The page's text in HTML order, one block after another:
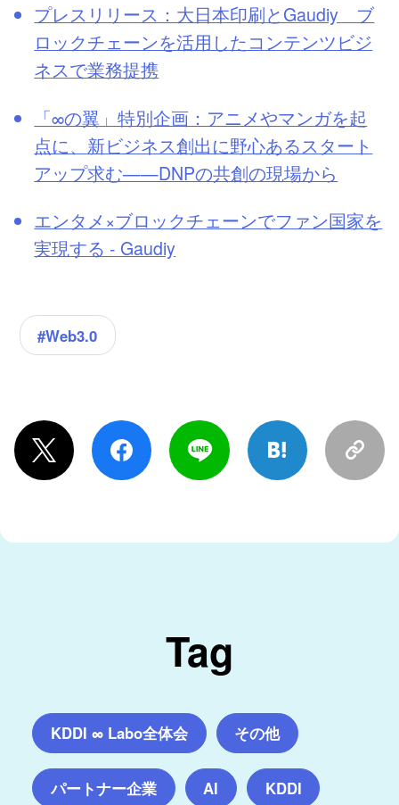
プレスリリース：大日本印刷とGaudiy ブ
ロックチェーンを活用したコンテンツビジ
ネスで業務提携
「∞の翼」特別企画：アニメやマンガを起
点に、新ビジネス創出に野心あるスタート
アップ求む——DNPの共創の現場から
エンタメ×ブロックチェーンでファン国家を
実現する - Gaudiy
#Web3.0
Tag
KDDI ∞ Labo全体会 その他
パートナー企業 AI KDDI